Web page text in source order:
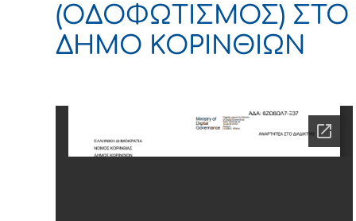
(ΟΔΟΦΩΤΙΣΜΟΣ) ΣΤΟ
ΔΗΜΟ ΚΟΡΙΝΘΙΩΝ